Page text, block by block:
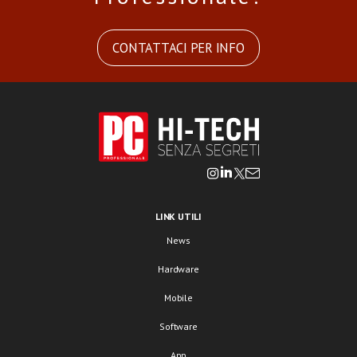
CONTATTACI PER INFO
LINK UTILI
News
Hardware
Mobile
Software
App